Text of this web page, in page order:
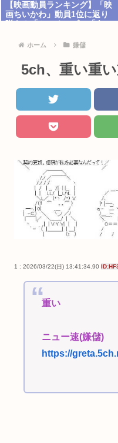
【映画動員ランキング】「映
画ちいかわ」動員1位に返り
クインホーム 嫌儲
5ch、重い重
1 : 2026/03/22(日) 13:41:34.90
重い
ニュー速(嫌儲)
https://